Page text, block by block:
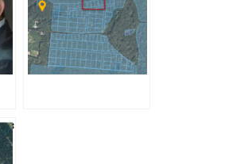
перевірить
ділянку
адвокатки
Кернеса та
Добкіна – Юлії
з